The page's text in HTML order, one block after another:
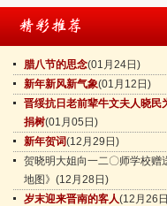
腊八节的思念(01月24日)
新年新风新气象(01月12日)
晋绥抗日老前辈牛文夫人晓民
捐树(01月05日)
新年贺词(12月29日)
贺晓明大姐向一二〇师学校赠
地图》 (12月28日)
岁末迎来晋南的客人(12月26